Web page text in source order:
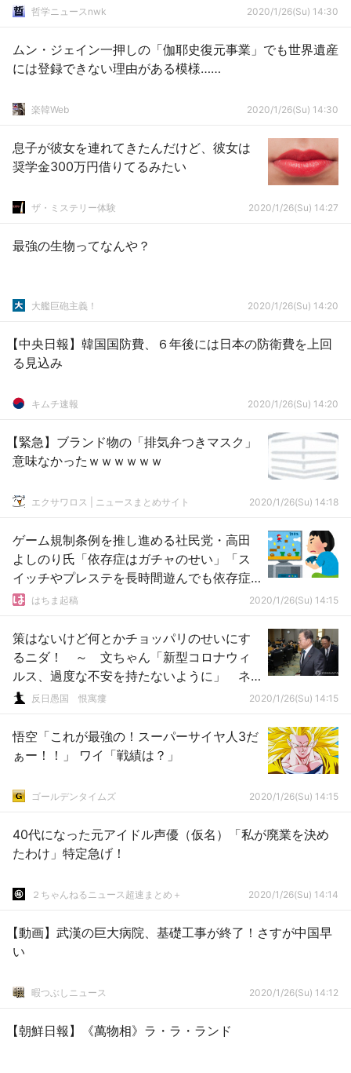
哲学ニュースnwk 2020/1/26(Su) 14:30
ムン・ジェイン一押しの「伽耶史復元事業」でも世界遺産
には登録できない理由がある模様……
楽韓Web 2020/1/26(Su) 14:30
息子が彼女を連れてきたんだけど、彼女は
奨学金300万円借りてるみたい
ザ・ミステリー体験 2020/1/26(Su) 14:27
最強の生物ってなんや？
大艦巨砲主義！ 2020/1/26(Su) 14:20
【中央日報】韓国国防費、６年後には日本の防衛費を上回
る見込み
キムチ速報 2020/1/26(Su) 14:20
【緊急】ブランド物の「排気弁つきマスク」
意味なかったｗｗｗｗｗｗ
エクサワロス | ニュースまとめサイト 2020/1/26(Su) 14:18
ゲーム規制条例を推し進める社民党・高田
よしのり氏「依存症はガチャのせい」「ス
イッチやプレステを長時間遊んでも依存症
にはならない」
はちま起稿 2020/1/26(Su) 14:15
策はないけど何とかチョッパリのせいにす
るニダ！ ～ 文ちゃん「新型コロナウィ
ルス、過度な不安を持たないように」 ネ
チズン発狂
反日愚国 恨寓瘻 2020/1/26(Su) 14:15
悟空「これが最強の！スーパーサイヤ人3だ
ぁー！！」 ワイ「戦績は？」
ゴールデンタイムズ 2020/1/26(Su) 14:15
40代になった元アイドル声優（仮名）「私が廃業を決め
たわけ」特定急げ！
２ちゃんねるニュース超速まとめ＋ 2020/1/26(Su) 14:14
【動画】武漢の巨大病院、基礎工事が終了！さすが中国早
い
暇つぶしニュース 2020/1/26(Su) 14:12
【朝鮮日報】《萬物相》ラ・ラ・ランド